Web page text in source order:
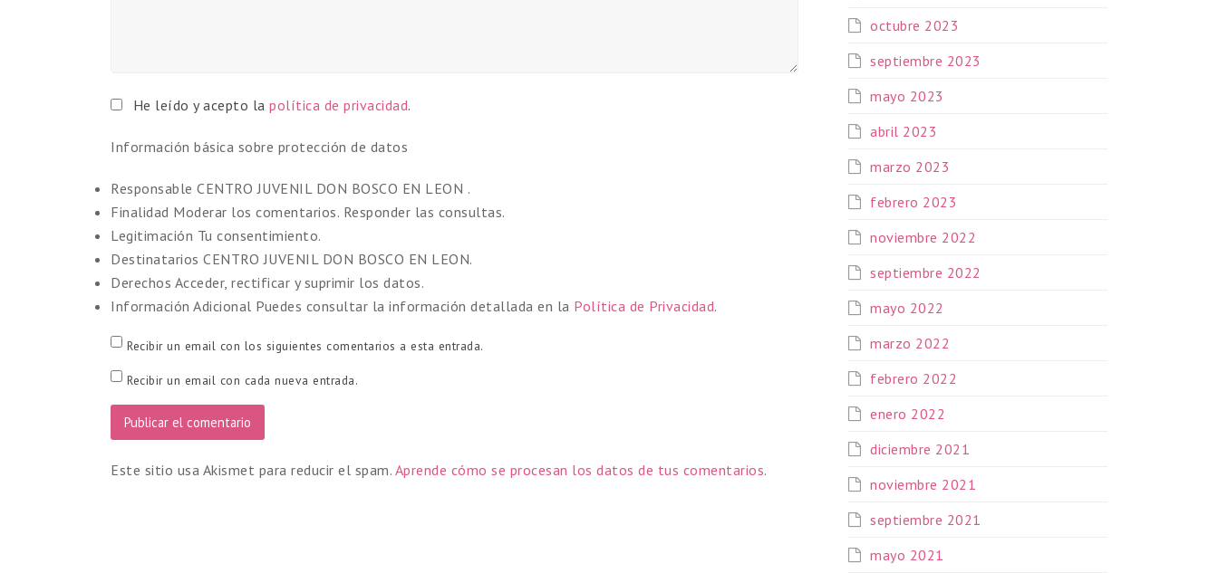
He leído y acepto la política de privacidad.
Información básica sobre protección de datos
Responsable CENTRO JUVENIL DON BOSCO EN LEON .
Finalidad Moderar los comentarios. Responder las consultas.
Legitimación Tu consentimiento.
Destinatarios CENTRO JUVENIL DON BOSCO EN LEON.
Derechos Acceder, rectificar y suprimir los datos.
Información Adicional Puedes consultar la información detallada en la Política de Privacidad.
Recibir un email con los siguientes comentarios a esta entrada.
Recibir un email con cada nueva entrada.
Este sitio usa Akismet para reducir el spam. Aprende cómo se procesan los datos de tus comentarios.
octubre 2023
septiembre 2023
mayo 2023
abril 2023
marzo 2023
febrero 2023
noviembre 2022
septiembre 2022
mayo 2022
marzo 2022
febrero 2022
enero 2022
diciembre 2021
noviembre 2021
septiembre 2021
mayo 2021